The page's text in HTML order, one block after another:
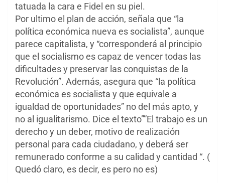
tatuada la cara e Fidel en su piel.
Por ultimo el plan de acción, señala que “la
política económica nueva es socialista”, aunque
parece capitalista, y “corresponderá al principio
que el socialismo es capaz de vencer todas las
dificultades y preservar las conquistas de la
Revolución”. Además, asegura que “la política
económica es socialista y que equivale a
igualdad de oportunidades” no del más apto, y
no al igualitarismo. Dice el texto””El trabajo es un
derecho y un deber, motivo de realización
personal para cada ciudadano, y deberá ser
remunerado conforme a su calidad y cantidad “. (
Quedó claro, es decir, es pero no es)